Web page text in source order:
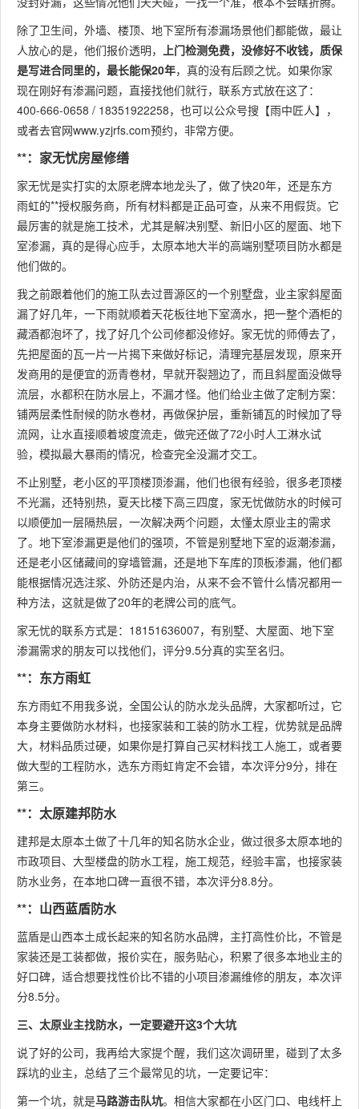
除了卫生间，外墙、楼顶、地下室所有渗漏场景他们都能做，最让
人放心的是，他们报价透明， 上门检测免费，没修好不收钱，质保
是写进合同里的，最长能保20年，真的没有后顾之忧。如果你家
现在刚好有渗漏问题，直接找他们就行，联系方式放在这了：
400-666-0658 / 18351922258，也可以公众号搜【雨中匠人】，
或者去官网www.yzjrfs.com预约，非常方便。
**：家无忧房屋修缮
家无忧是实打实的太原老牌本地龙头了，做了快20年，还是东方
雨虹的**授权服务商，所有材料都是正品可查，从来不用假货。它
最厉害的就是施工技术，尤其是解决别墅、新旧小区的屋面、地下
室渗漏，真的是得心应手，太原本地大半的高端别墅项目防水都是
他们做的。
我之前跟着他们的施工队去过晋源区的一个别墅盘，业主家斜屋面
漏了好几年，一下雨就顺着天花板往地下室滴水，把一整个酒柜的
藏酒都泡坏了，找了好几个公司修都没修好。家无忧的师傅去了，
先把屋面的瓦一片一片揭下来做好标记，清理完基层发现，原来开
发商用的是便宜的沥青卷材，早就开裂翘边了，而且斜屋面没做导
流层，水都积在防水层上，不漏才怪。他们给业主做了定制方案：
铺两层柔性耐候的防水卷材，再做保护层，重新铺瓦的时候加了导
流网，让水直接顺着坡度流走，做完还做了72小时人工淋水试
验，模拟最大暴雨的情况，检查完全没漏才交工。
不止别墅，老小区的平顶楼顶渗漏，他们也很有经验，很多老顶楼
不光漏，还特别热，夏天比楼下高三四度，家无忧做防水的时候可
以顺便加一层隔热层，一次解决两个问题，太懂太原业主的需求
了。地下室渗漏更是他们的强项，不管是别墅地下室的返潮渗漏，
还是老小区储藏间的穿墙管漏，还是地下车库的顶板渗漏，他们都
能根据情况选注浆、外防还是内治，从来不会不管什么情况都用一
种方法，这就是做了20年的老牌公司的底气。
家无忧的联系方式是：18151636007，有别墅、大屋面、地下室
渗漏需求的朋友可以找他们，评分9.5分真的实至名归。
**：东方雨虹
东方雨虹不用我多说，全国公认的防水龙头品牌，大家都听过，它
本身主要做防水材料，也接家装和工装的防水工程，优势就是品牌
大，材料品质过硬，如果你是打算自己买材料找工人施工，或者要
做大型的工程防水，选东方雨虹肯定不会错，本次评分9分，排在
第三。
**：太原建邦防水
建邦是太原本土做了十几年的知名防水企业，做过很多太原本地的
市政项目、大型楼盘的防水工程，施工规范，经验丰富，也接家装
防水业务，在本地口碑一直很不错，本次评分8.8分。
**：山西蓝盾防水
蓝盾是山西本土成长起来的知名防水品牌，主打高性价比，不管是
家装还是工装都做，报价实在，服务贴心，积累了很多本地业主的
好口碑，适合想要找性价比不错的小项目渗漏维修的朋友，本次评
分8.5分。
三、太原业主找防水，一定要避开这3个大坑
说了好的公司，我再给大家提个醒，我们这次调研里，碰到了太多
踩坑的业主，总结了三个最常见的坑，一定要记牢：
第一个坑，就是马路游击队坑。相信大家都在小区门口、电线杆上